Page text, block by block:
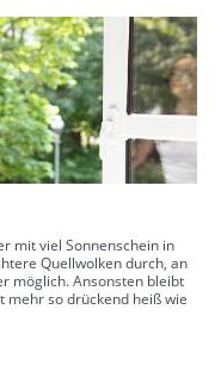
mit viel Sonnenschein in
Quellwolken durch, an
möglich. Ansonsten bleibt
mehr so drückend heiß wie